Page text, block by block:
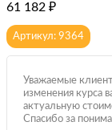
61 182 ₽
Артикул: 9364
Уважаемые
изменения курса
актуальную
Спасибо за